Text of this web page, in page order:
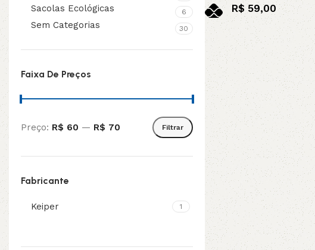
3L 3VX 5V
A AX B
Sacolas Ecológicas 6
Sem Categorias 30
Faixa De Preços
Filtrar
Preço: R$ 60 — R$ 70
Fabricante
Keiper 1
R$59,00
no pix
Adicionar ao carrinho